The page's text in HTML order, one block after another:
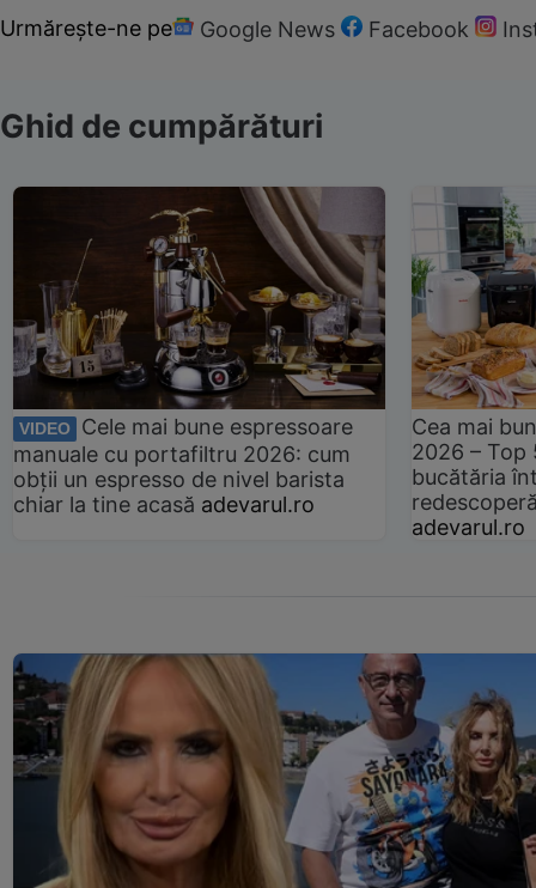
Urmărește-ne pe Google News Facebook
Ghid de cumpărături
VIDEO
Cele mai bune espressoare
manuale cu portafiltru 2026: cum
obții un espresso de nivel barista
chiar la tine acasă adevarul.ro
Cea mai
2026 –
bucătăria
adevarul.ro